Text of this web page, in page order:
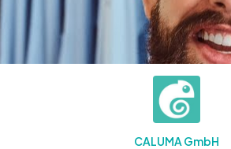
CALUMA GmbH